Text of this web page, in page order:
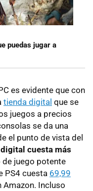
puedas jugar a
es evidente que con
tienda digital que se
juegos a precios
se da una
el punto de vista del
cuesta más
de juego potente
PS4 cuesta 69,99
Amazon. Incluso